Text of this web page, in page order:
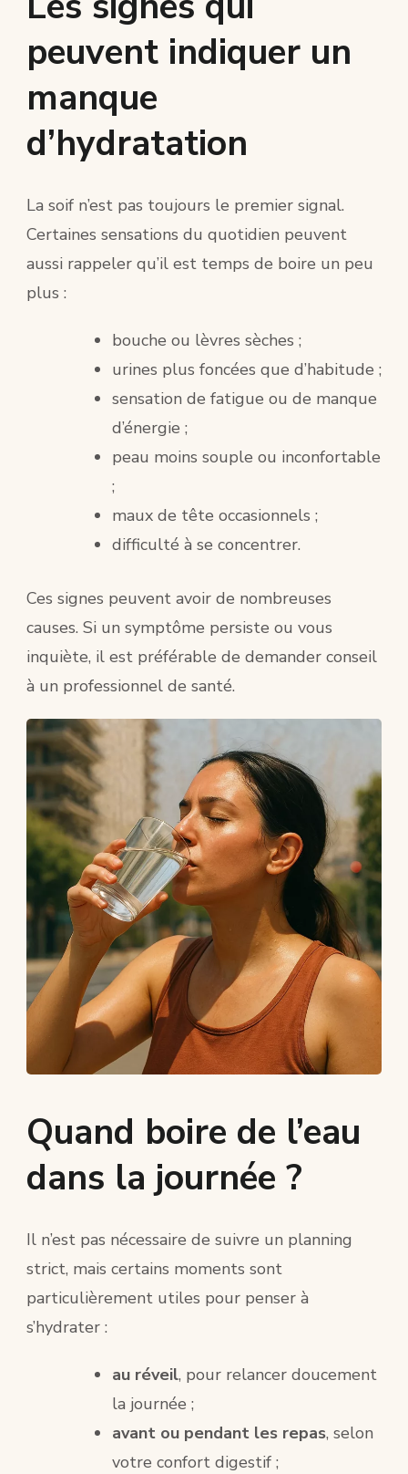
peuvent indiquer un
manque
d’hydratation
La soif n’est pas toujours le premier signal.
Certaines sensations du quotidien peuvent
aussi rappeler qu’il est temps de boire un peu
plus :
bouche ou lèvres sèches ;
urines plus foncées que d’habitude ;
sensation de fatigue ou de manque
d’énergie ;
peau moins souple ou inconfortable
;
maux de tête occasionnels ;
difficulté à se concentrer.
Ces signes peuvent avoir de nombreuses
causes. Si un symptôme persiste ou vous
inquiète, il est préférable de demander conseil
à un professionnel de santé.
Quand boire de l’eau
dans la journée ?
Il n’est pas nécessaire de suivre un planning
strict, mais certains moments sont
particulièrement utiles pour penser à
s’hydrater :
au réveil, pour relancer doucement
la journée ;
avant ou pendant les repas, selon
votre confort digestif ;